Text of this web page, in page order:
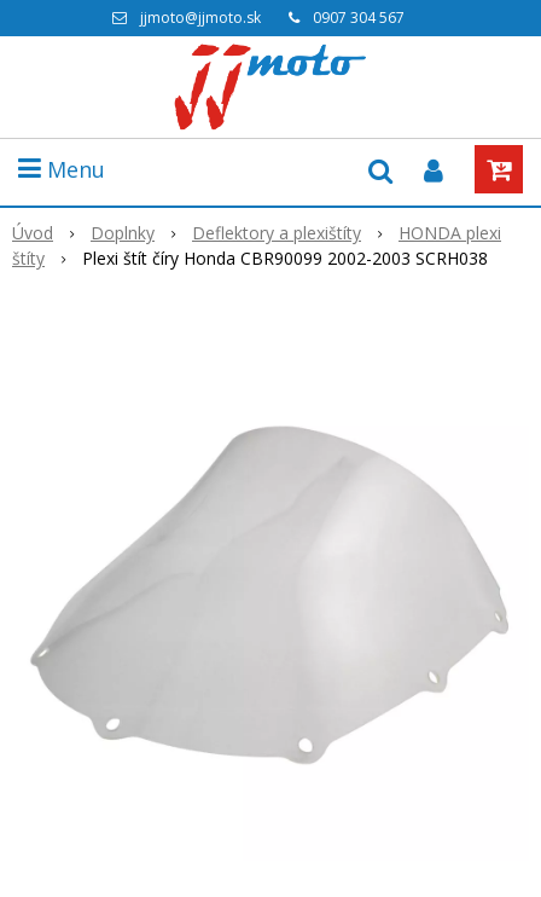
jjmoto@jjmoto.sk 0907 304 567
Menu
Úvod Doplnky Deflektory a plexištíty
HONDA plexi
štíty
Plexi štít číry Honda CBR90099 2002-2003 SCRH038